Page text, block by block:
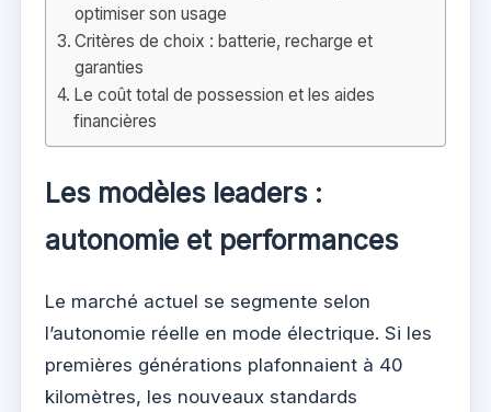
optimiser son usage
Critères de choix : batterie, recharge et
garanties
Le coût total de possession et les aides
financières
Les modèles leaders :
autonomie et performances
Le marché actuel se segmente selon
l’autonomie réelle en mode électrique. Si les
premières générations plafonnaient à 40
kilomètres, les nouveaux standards